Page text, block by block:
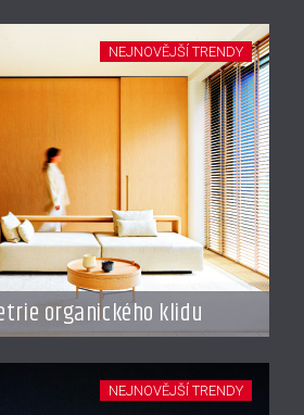
organického klidu
NEJNOVĚJŠÍ TRENDY
NEJNOVĚJŠÍ TRENDY